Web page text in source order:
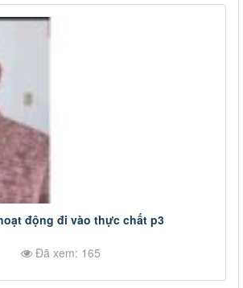
động đi vào thực chất p3
Đã xem: 165